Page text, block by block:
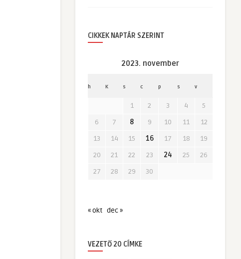
CIKKEK NAPTÁR SZERINT
2023. november
h K s c p s v
1 2 3 4
5
6
7 8 9 10 11
12
13
14 15 16 17 18
19
20
21 22 23 24 25
26
27
28 29 30
« okt dec »
VEZETŐ 20 CÍMKE